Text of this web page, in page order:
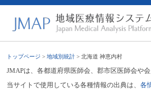
トップページ >地域別統計 > 北海道 神恵内村
JMAPは、各都道府県医師会、郡市区医師会や
当サイトで使用している各種情報の出典は、各